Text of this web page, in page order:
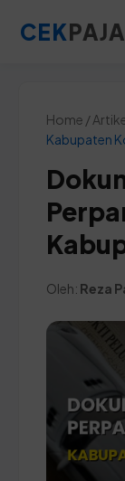
CEK
Home /
Kabupaten
Oleh: Reza